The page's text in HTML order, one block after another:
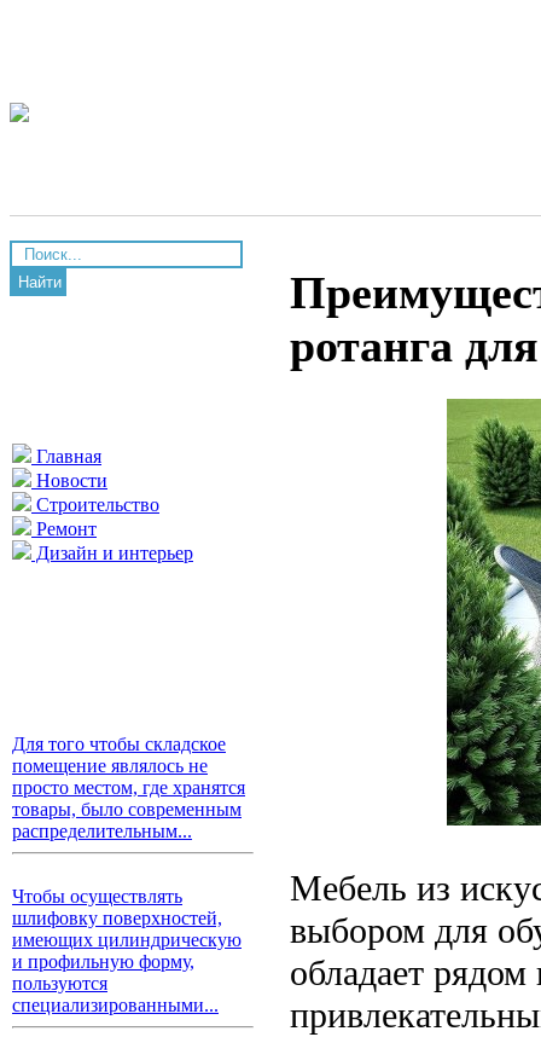
Найти
Главная
Новости
Строительство
Ремонт
Дизайн и интерьер
Для того чтобы складское
помещение являлось не
просто местом, где хранятся
товары, было современным
распределительным...
Чтобы осуществлять
шлифовку поверхностей,
имеющих цилиндрическую
и профильную форму,
пользуются
специализированными...
ротанга
Мебель из
выбором для
обладает